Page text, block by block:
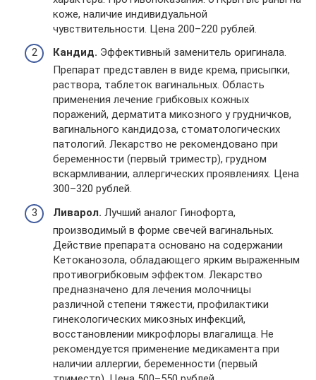
коже, наличие индивидуальной
чувствительности. Цена 200–220 рублей.
Кандид. Эффективный заменитель оригинала.
Препарат представлен в виде крема, присыпки,
раствора, таблеток вагинальных. Область
применения лечение грибковых кожных
поражений, дерматита микозного у грудничков,
вагинального кандидоза, стоматологических
патологий. Лекарство не рекомендовано при
беременности (первый триместр), грудном
вскармливании, аллергических проявлениях. Цена
300–320 рублей.
Ливарол. Лучший аналог Гинофорта,
производимый в форме свечей вагинальных.
Действие препарата основано на содержании
Кетоканозола, обладающего ярким выраженным
противогрибковым эффектом. Лекарство
предназначено для лечения молочницы
различной степени тяжести, профилактики
гинекологических микозных инфекций,
восстановлении микрофлоры влагалища. Не
рекомендуется применение медикамента при
наличии аллергии, беременности (первый